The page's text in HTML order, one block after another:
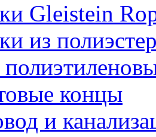
Gleistein
из
концы
и